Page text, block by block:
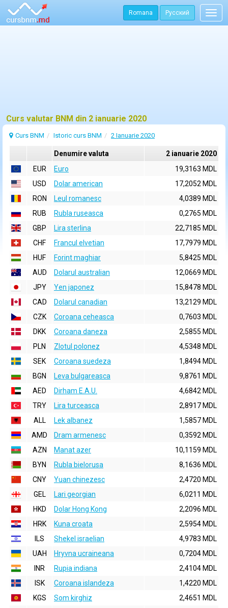
Romana Русский
Curs valutar BNM din 2 ianuarie 2020
Curs BNM Istoric curs BNM 2 Ianuarie 2020
Denumire valuta
2 ianuarie 2020
EUR
Euro
19,3163 MDL
USD
Dolar american
17,2052 MDL
RON
Leul romanesc
4,0389 MDL
RUB
Rubla ruseasca
0,2765 MDL
GBP
Lira sterlina
22,7185 MDL
CHF
Francul elvetian
17,7979 MDL
HUF
Forint maghiar
5,8425 MDL
AUD
Dolarul australian
12,0669 MDL
JPY
Yen japonez
15,8478 MDL
CAD
Dolarul canadian
13,2129 MDL
CZK
Coroana ceheasca
0,7603 MDL
DKK
Coroana daneza
2,5855 MDL
PLN
Zlotul polonez
4,5348 MDL
SEK
Coroana suedeza
1,8494 MDL
BGN
Leva bulgareasca
9,8761 MDL
AED
Dirham E.A.U.
4,6842 MDL
TRY
Lira turceasca
2,8917 MDL
ALL
Lek albanez
1,5857 MDL
AMD
Dram armenesc
0,3592 MDL
AZN
Manat azer
10,1159 MDL
BYN
Rubla bielorusa
8,1636 MDL
CNY
Yuan chinezesc
2,4720 MDL
GEL
Lari georgian
6,0211 MDL
HKD
Dolar Hong Kong
2,2096 MDL
HRK
Kuna croata
2,5954 MDL
ILS
Shekel israelian
4,9783 MDL
UAH
Hryvna ucraineana
0,7204 MDL
INR
Rupia indiana
2,4104 MDL
ISK
Coroana islandeza
1,4220 MDL
KGS
Som kirghiz
2,4651 MDL